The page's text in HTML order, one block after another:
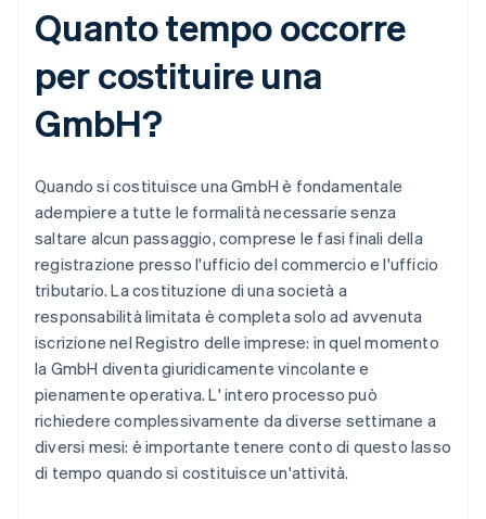
Quanto tempo occorre
per costituire una
GmbH?
Quando si costituisce una GmbH è fondamentale
adempiere a tutte le formalità necessarie senza
saltare alcun passaggio, comprese le fasi finali della
registrazione presso l'ufficio del commercio e l'ufficio
tributario. La costituzione di una società a
responsabilità limitata è completa solo ad avvenuta
iscrizione nel Registro delle imprese: in quel momento
la GmbH diventa giuridicamente vincolante e
pienamente operativa. L' intero processo può
richiedere complessivamente da diverse settimane a
diversi mesi: è importante tenere conto di questo lasso
di tempo quando si costituisce un'attività.